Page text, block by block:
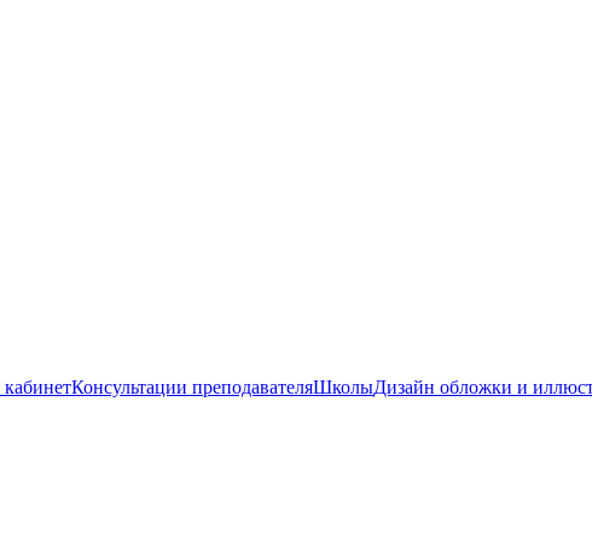
Консультации преподавателяШколыДизайн обложки и